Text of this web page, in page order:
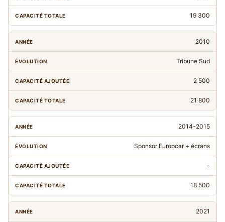
19 300
2010
Tribune Sud
2 500
21 800
2014-2015
Sponsor Europcar + écrans
-
18 500
2021